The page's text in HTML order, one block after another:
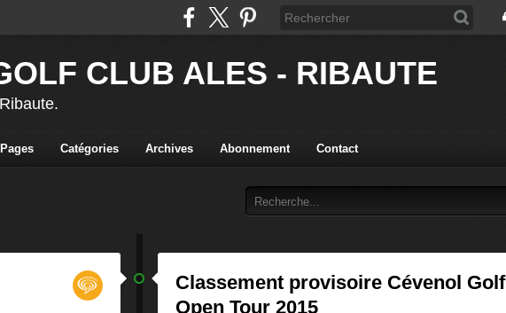
CLUB ALES - RIBAUTE
Pages Catégories Archives Abonnement Contact
Classement provisoire Cévenol Golf
Open Tour 2015